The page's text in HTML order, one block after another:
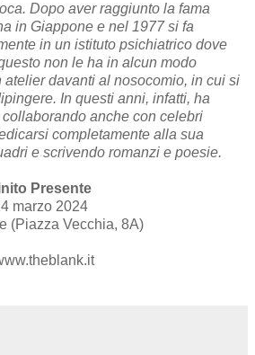
Dopo aver raggiunto la fama
in Giappone e nel 1977 si fa
in un istituto psichiatrico dove
non le ha in alcun modo
atelier davanti al nosocomio, in cui si
In questi anni, infatti, ha
anche con celebri
completamente alla sua
e scrivendo romanzi e poesie.
Presente
marzo 2024
(Piazza Vecchia, 8A)